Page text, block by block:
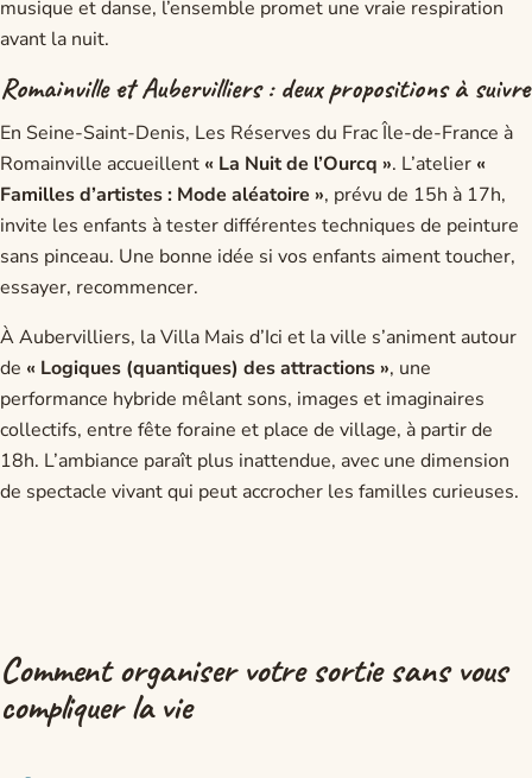
musique et danse, l’ensemble promet une vraie respiration
avant la nuit.
Romainville et Aubervilliers : deux propositions à suivre
En Seine-Saint-Denis, Les Réserves du Frac Île-de-France à
Romainville accueillent « La Nuit de l’Ourcq ». L’atelier «
Familles d’artistes : Mode aléatoire », prévu de 15h à 17h,
invite les enfants à tester différentes techniques de peinture
sans pinceau. Une bonne idée si vos enfants aiment toucher,
essayer, recommencer.
À Aubervilliers, la Villa Mais d’Ici et la ville s’animent autour
de « Logiques (quantiques) des attractions », une
performance hybride mêlant sons, images et imaginaires
collectifs, entre fête foraine et place de village, à partir de
18h. L’ambiance paraît plus inattendue, avec une dimension
de spectacle vivant qui peut accrocher les familles curieuses.
Comment organiser votre sortie sans vous
compliquer la vie